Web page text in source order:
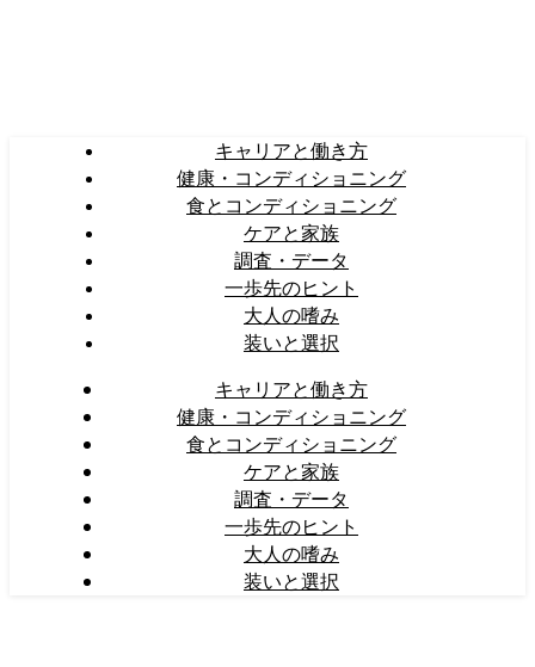
キャリアと働き方
健康・コンディショニング
食とコンディショニング
ケアと家族
調査・データ
一歩先のヒント
大人の嗜み
装いと選択
キャリアと働き方
健康・コンディショニング
食とコンディショニング
ケアと家族
調査・データ
一歩先のヒント
大人の嗜み
装いと選択